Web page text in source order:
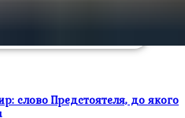
слово Предстоятеля, до якого